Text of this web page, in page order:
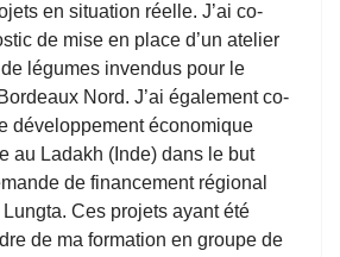
en situation réelle. J’ai co-
de mise en place d’un atelier
légumes invendus pour le
Nord. J’ai également co-
développement économique
au Ladakh (Inde) dans le but
de financement régional
Ces projets ayant été
de ma formation en groupe de